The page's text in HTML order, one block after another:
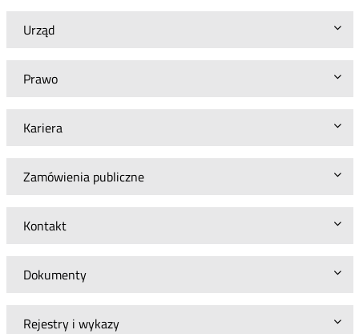
Urząd
Prawo
Kariera
Zamówienia publiczne
Kontakt
Dokumenty
Rejestry i wykazy